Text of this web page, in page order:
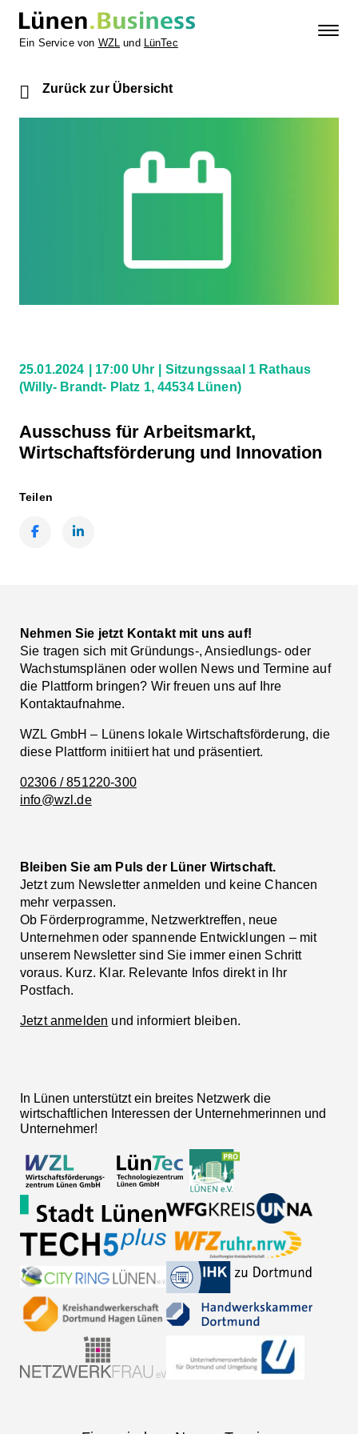
Ein Service von WZL und LünTec
Zurück zur Übersicht
25.01.2024 17:00 Uhr
Sitzungssaal 1 Rathaus
(Willy- Brandt- Platz 1, 44534 Lünen)
Ausschuss für Arbeitsmarkt,
Wirtschaftsförderung und Innovation
Teilen
Nehmen Sie jetzt Kontakt mit uns auf!
Sie tragen sich mit Gründungs-, Ansiedlungs- oder
Wachstumsplänen oder wollen News und Termine auf
die Plattform bringen? Wir freuen uns auf Ihre
Kontaktaufnahme.
WZL GmbH – Lünens lokale Wirtschaftsförderung, die
diese Plattform initiiert hat und präsentiert.
02306 / 851220-300
info@wzl.de
Bleiben Sie am Puls der Lüner Wirtschaft.
Jetzt zum Newsletter anmelden und keine Chancen
mehr verpassen.
Ob Förderprogramme, Netzwerktreffen, neue
Unternehmen oder spannende Entwicklungen – mit
unserem Newsletter sind Sie immer einen Schritt
voraus. Kurz. Klar. Relevante Infos direkt in Ihr
Postfach.
Jetzt anmelden und informiert bleiben.
In Lünen unterstützt ein breites Netzwerk die
wirtschaftlichen Interessen der Unternehmerinnen und
Unternehmer!